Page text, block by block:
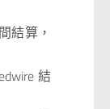
結算，
結